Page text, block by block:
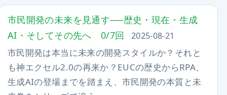
市民開発の未来を見通す──歴史・現在・生成
AI・そしてその先へ 0/7回
2025-08-21
市民開発は本当に未来の開発スタイルか？それと
も神エクセル2.0の再来か？EUCの歴史からRPA、
生成AIの登場までを踏まえ、市民開発の本質と未